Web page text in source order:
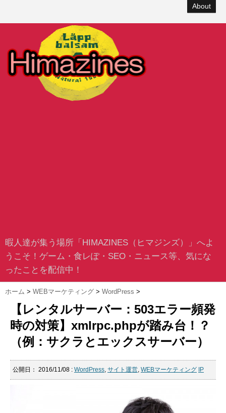
About
暇人達が集う場所「HIMAZINES（ヒマジンズ）」へよ
うこそ！ゲーム・食レぽ・SEO・ニュース等、気にな
ったことを配信中！
ホーム > WEBマーケティング > WordPress >
【レンタルサーバー：503エラー頻発
時の対策】xmlrpc.phpが踏み台！？
（例：サクラとエックスサーバー）
公開日： 2016/11/08 : WordPress, サイト運営, WEBマーケティング IP